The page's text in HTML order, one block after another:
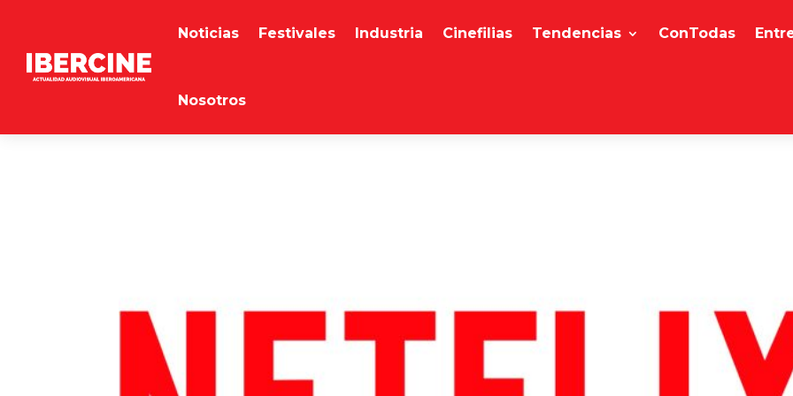
Noticias Festivales Industria Cinefilias Tendencias ConTodas
Nosotros